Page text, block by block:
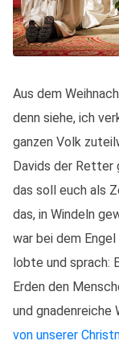
Aus dem
denn siehe, ich
ganzen Volk
Davids der Retter
das soll euch als
das, in Windeln
war bei dem
lobte und sprach:
Erden den
und gnadenreiche
von unserer